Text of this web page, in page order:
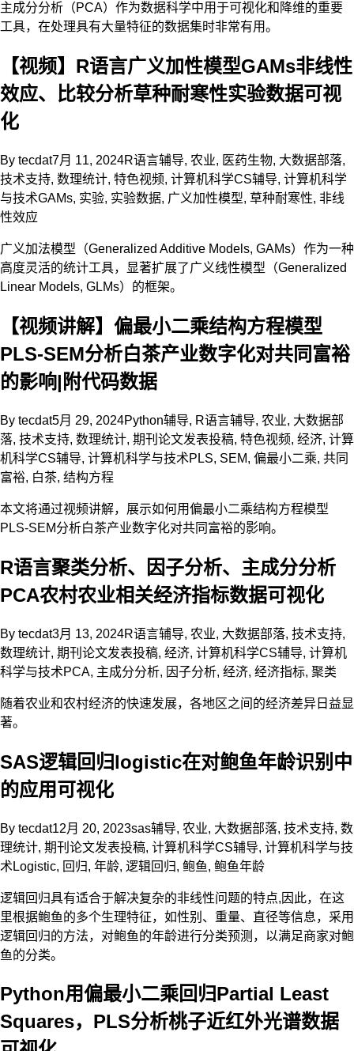
主成分分析（PCA）作为数据科学中用于可视化和降维的重要
工具，在处理具有大量特征的数据集时非常有用。
【视频】R语言广义加性模型GAMs非线性
效应、比较分析草种耐寒性实验数据可视
化
By tecdat7月 11, 2024R语言辅导, 农业, 医药生物, 大数据部落,
技术支持, 数理统计, 特色视频, 计算机科学CS辅导, 计算机科学
与技术GAMs, 实验, 实验数据, 广义加性模型, 草种耐寒性, 非线
性效应
广义加法模型（Generalized Additive Models, GAMs）作为一种
高度灵活的统计工具，显著扩展了广义线性模型（Generalized
Linear Models, GLMs）的框架。
【视频讲解】偏最小二乘结构方程模型
PLS-SEM分析白茶产业数字化对共同富裕
的影响|附代码数据
By tecdat5月 29, 2024Python辅导, R语言辅导, 农业, 大数据部
落, 技术支持, 数理统计, 期刊论文发表投稿, 特色视频, 经济, 计算
机科学CS辅导, 计算机科学与技术PLS, SEM, 偏最小二乘, 共同
富裕, 白茶, 结构方程
本文将通过视频讲解，展示如何用偏最小二乘结构方程模型
PLS-SEM分析白茶产业数字化对共同富裕的影响。
R语言聚类分析、因子分析、主成分分析
PCA农村农业相关经济指标数据可视化
By tecdat3月 13, 2024R语言辅导, 农业, 大数据部落, 技术支持,
数理统计, 期刊论文发表投稿, 经济, 计算机科学CS辅导, 计算机
科学与技术PCA, 主成分分析, 因子分析, 经济, 经济指标, 聚类
随着农业和农村经济的快速发展，各地区之间的经济差异日益显
著。
SAS逻辑回归logistic在对鲍鱼年龄识别中
的应用可视化
By tecdat12月 20, 2023sas辅导, 农业, 大数据部落, 技术支持, 数
理统计, 期刊论文发表投稿, 计算机科学CS辅导, 计算机科学与技
术Logistic, 回归, 年龄, 逻辑回归, 鲍鱼, 鲍鱼年龄
逻辑回归具有适合于解决复杂的非线性问题的特点,因此，在这
里根据鲍鱼的多个生理特征，如性别、重量、直径等信息，采用
逻辑回归的方法，对鲍鱼的年龄进行分类预测，以满足商家对鲍
鱼的分类。
Python用偏最小二乘回归Partial Least
Squares，PLS分析桃子近红外光谱数据